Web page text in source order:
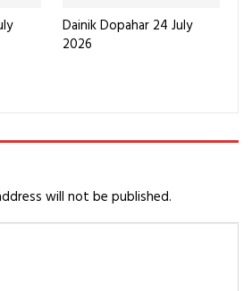
Dainik Dopahar 24 July
2026
will not be published.